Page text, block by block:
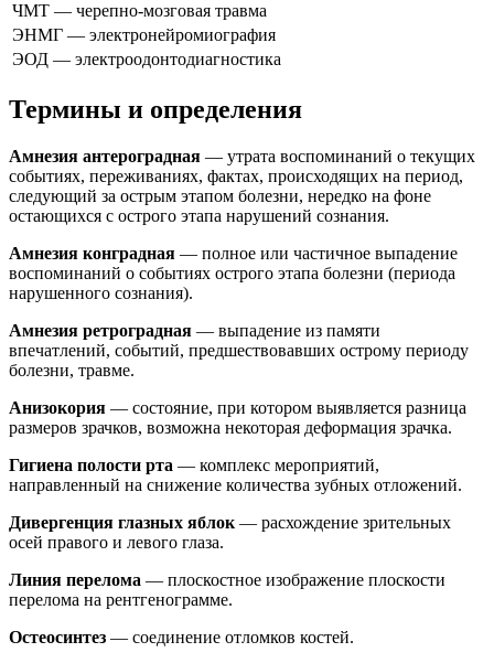
ЧМТ — черепно-мозговая травма
ЭНМГ — электронейромиография
ЭОД — электроодонтодиагностика
Термины и определения
Амнезия антероградная — утрата воспоминаний о текущих
событиях, переживаниях, фактах, происходящих на период,
следующий за острым этапом болезни, нередко на фоне
остающихся с острого этапа нарушений сознания.
Амнезия конградная — полное или частичное выпадение
воспоминаний о событиях острого этапа болезни (периода
нарушенного сознания).
Амнезия ретроградная — выпадение из памяти
впечатлений, событий, предшествовавших острому периоду
болезни, травме.
Анизокория — состояние, при котором выявляется разница
размеров зрачков, возможна некоторая деформация зрачка.
Гигиена полости рта — комплекс мероприятий,
направленный на снижение количества зубных отложений.
Дивергенция глазных яблок — расхождение зрительных
осей правого и левого глаза.
Линия перелома — плоскостное изображение плоскости
перелома на рентгенограмме.
Остеосинтез — соединение отломков костей.